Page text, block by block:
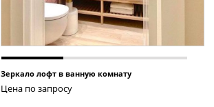
Зеркало лофт в ванную комнату
Цена по запросу